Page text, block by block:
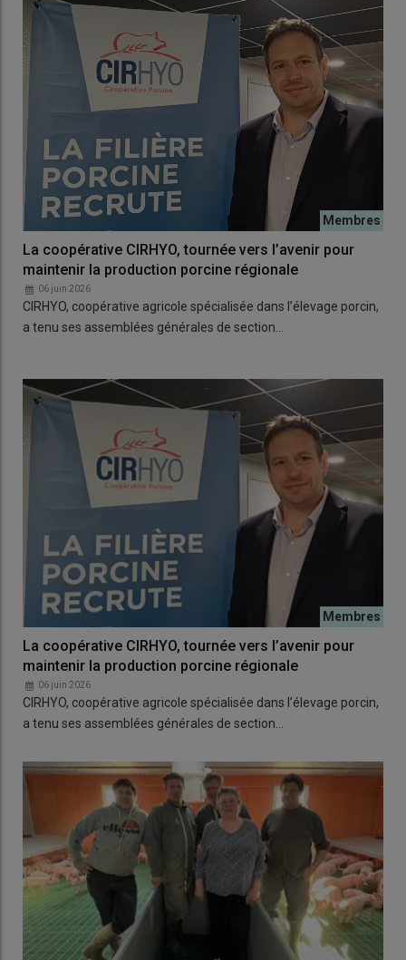
La coopérative CIRHYO, tournée vers l’avenir pour
maintenir la production porcine régionale
06 juin 2026
CIRHYO, coopérative agricole spécialisée dans l’élevage porcin,
a tenu ses assemblées générales de section…
La coopérative CIRHYO, tournée vers l’avenir pour
maintenir la production porcine régionale
06 juin 2026
CIRHYO, coopérative agricole spécialisée dans l’élevage porcin,
a tenu ses assemblées générales de section…